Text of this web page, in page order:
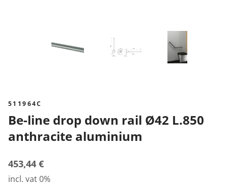
511964C
Be-line drop down rail Ø42 L.850
anthracite aluminium
453,44 €
incl. vat 0%